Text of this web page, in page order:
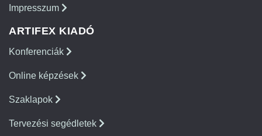
Impresszum
ARTIFEX KIADÓ
Konferenciák
Online képzések
Szaklapok
Tervezési segédletek